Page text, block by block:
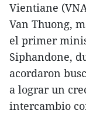
Vientiane
Van Thuong,
el primer
Siphandone,
acordaron
a lograr un
intercambio